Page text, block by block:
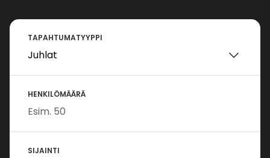
TAPAHTUMATYYPPI
HENKILÖMÄÄRÄ
SIJAINTI